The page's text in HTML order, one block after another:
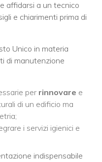
affidarsi a un tecnico
e chiarimenti prima di
Unico in materia
di manutenzione
per rinnovare e
di un edificio ma
i servizi igienici e
indispensabile